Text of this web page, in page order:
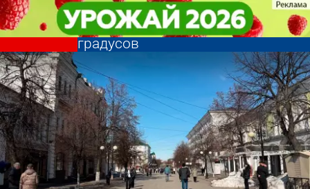
25 марта воздух в Пензенской
области прогреется до +11
градусов
Общество 25 марта воздух в Пензенской
области прогреется до +11
градусов
Общество
Другие новости по
теме
Погода и курсы
валют в Пензе